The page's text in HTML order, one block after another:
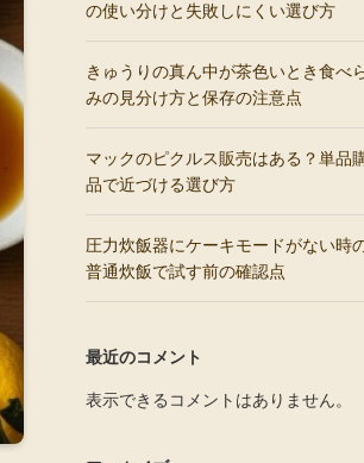
の使い分けと失敗しにくい選び方
きゅうりの真ん中が茶色いとき食べ
みの見分け方と保存の注意点
マックのピクルス販売はある？単品
品で近づける選び方
圧力炊飯器にケーキモードがない時
普通炊飯で試す前の確認点
最近のコメント
表示できるコメントはありません。